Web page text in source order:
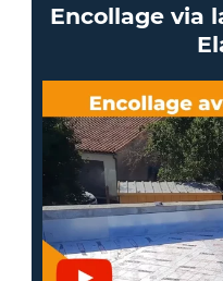
Encollage via